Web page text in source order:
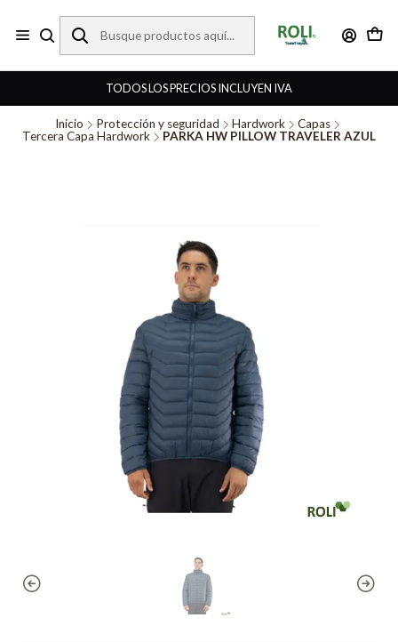
TODOS LOS PRECIOS INCLUYEN IVA
Inicio Protección y seguridad Hardwork
Capas
Tercera Capa Hardwork
PARKA HW PILLOW TRAVELER AZUL